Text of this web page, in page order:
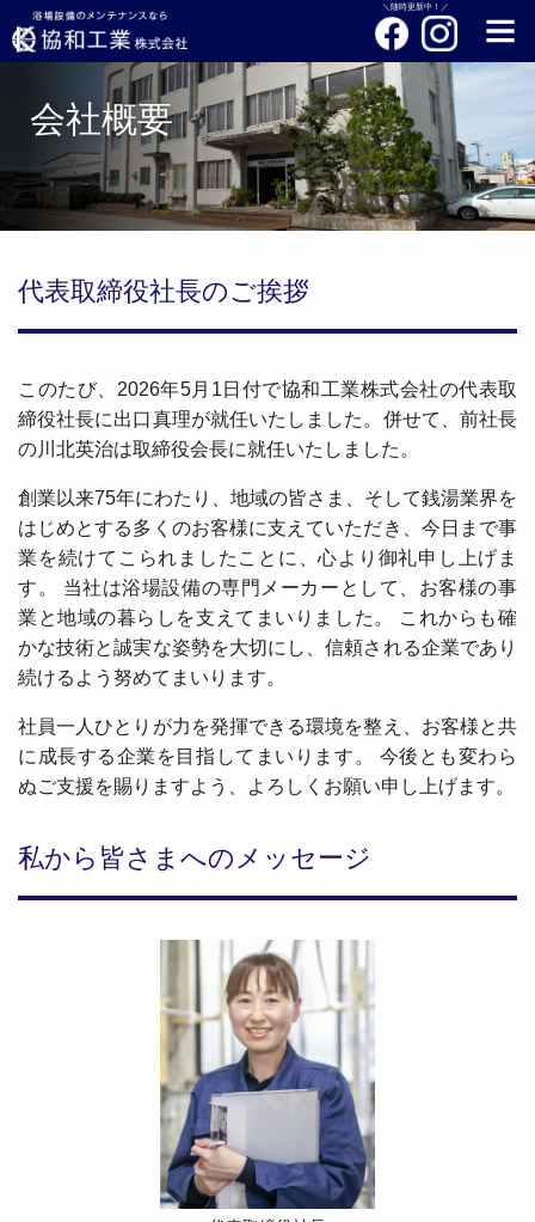
＼随時更新中！／
会社概要
代表取締役社長のご挨拶
このたび、2026年5月1日付で協和工業株式会社の代表取
締役社長に出口真理が就任いたしました。併せて、前社長
の川北英治は取締役会長に就任いたしました。
創業以来75年にわたり、地域の皆さま、そして銭湯業界を
はじめとする多くのお客様に支えていただき、今日まで事
業を続けてこられましたことに、心より御礼申し上げま
す。 当社は浴場設備の専門メーカーとして、お客様の事
業と地域の暮らしを支えてまいりました。 これからも確
かな技術と誠実な姿勢を大切にし、信頼される企業であり
続けるよう努めてまいります。
社員一人ひとりが力を発揮できる環境を整え、お客様と共
に成長する企業を目指してまいります。 今後とも変わら
ぬご支援を賜りますよう、よろしくお願い申し上げます。
私から皆さまへのメッセージ